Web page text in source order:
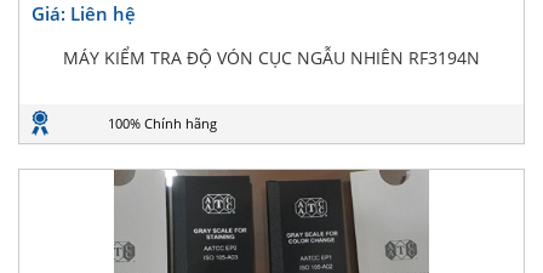
Giá: Liên hệ
MÁY KIỂM TRA ĐỘ VÓN CỤC NGẪU NHIÊN RF3194N
100% Chính hãng